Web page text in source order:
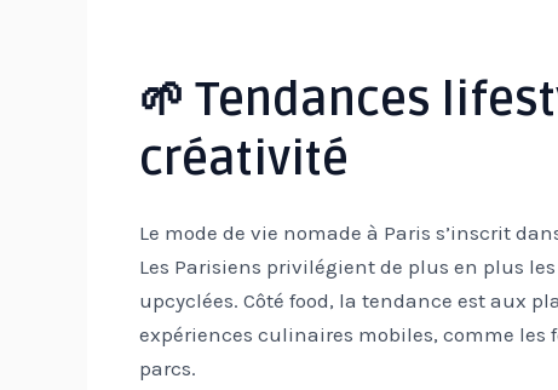
🌱 Tendances
créativité
Le mode de vie nomade à Paris s’inscrit
Les Parisiens privilégient de plus en plus
upcyclées. Côté food, la tendance est aux
expériences culinaires mobiles, comme
parcs.